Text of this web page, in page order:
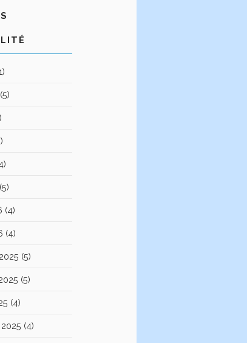
(5)
(5)
(4)
(4)
(5)
(5)
(4)
(4)